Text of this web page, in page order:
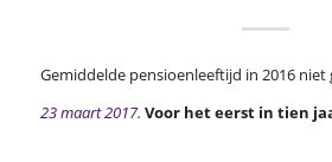
Gemiddelde pensioenleeftijd in 2016 niet
23 maart 2017. Voor het eerst in tien